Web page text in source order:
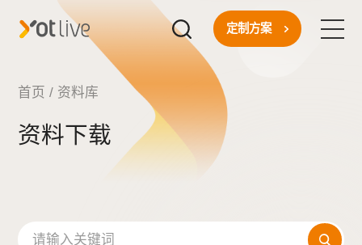
首页
核心技术
定制方案
首页 / 资料库
资料下载